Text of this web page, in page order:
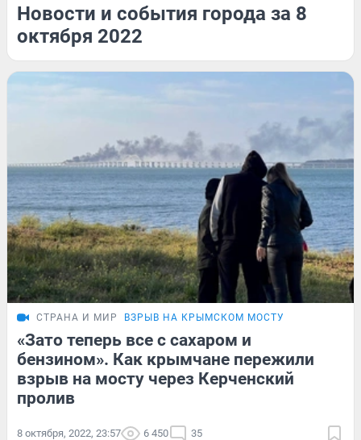
Новости и события города за 8
октября 2022
СТРАНА И МИР ВЗРЫВ НА КРЫМСКОМ МОСТУ
«Зато теперь все с сахаром и
бензином». Как крымчане пережили
взрыв на мосту через Керченский
пролив
8 октября, 2022, 23:57 6 450 35